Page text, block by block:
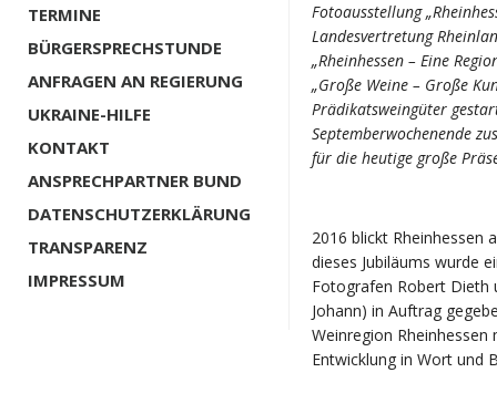
TERMINE
BÜRGERSPRECHSTUNDE
ANFRAGEN AN REGIERUNG
UKRAINE-HILFE
KONTAKT
ANSPRECHPARTNER BUND
DATENSCHUTZERKLÄRUNG
TRANSPARENZ
IMPRESSUM
Fotoausstellung
Landesvertretung
„Rheinhessen – Eine
„Große Weine – Große
Prädikatsweingüter
Septemberwochenende
für die heutige große
2016 blickt Rheinhessen
dieses Jubiläums wurde
Fotografen Robert Dieth
Johann) in Auftrag
Weinregion
Entwicklung in Wort und